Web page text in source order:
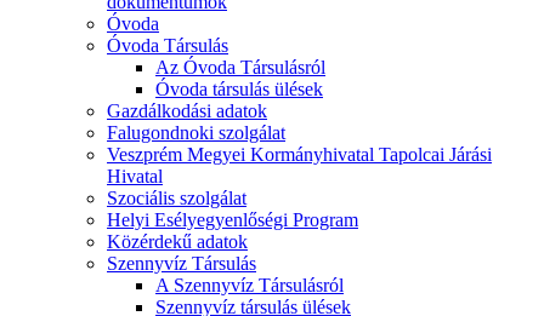
Óvoda
Óvoda Társulás
Az Óvoda Társulásról
Óvoda társulás ülések
Gazdálkodási adatok
Falugondnoki szolgálat
Veszprém Megyei Kormányhivatal Tapolcai Járási
Hivatal
Szociális szolgálat
Helyi Esélyegyenlőségi Program
Közérdekű adatok
Szennyvíz Társulás
A Szennyvíz Társulásról
Szennyvíz társulás ülések